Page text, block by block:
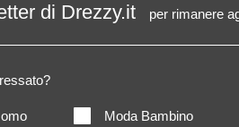
di Drezzy.it per rimanere
Moda Bambino